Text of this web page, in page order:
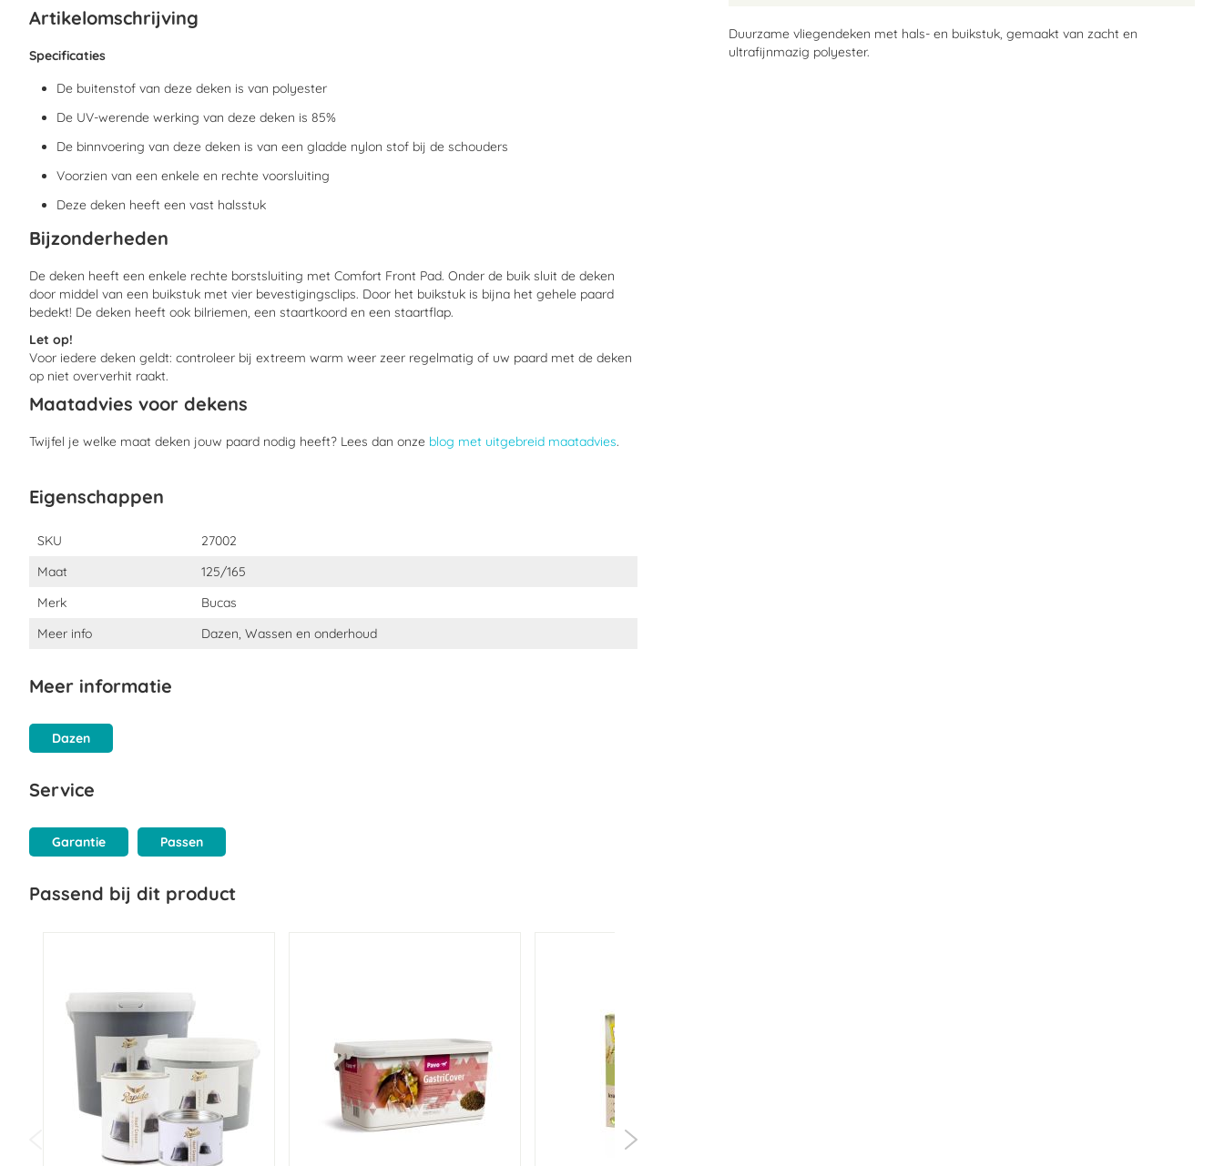
Duurzame vliegendeken met hals- en buikstuk, gemaakt van zacht en
ultrafijnmazig polyester.
van
afbeeldingen-
Artikelomschrijving
Specificaties
De buitenstof van deze deken is van polyester
De UV-werende werking van deze deken is 85%
De binnvoering van deze deken is van een gladde nylon stof bij de schouders
Voorzien van een enkele en rechte voorsluiting
Deze deken heeft een vast halsstuk
Bijzonderheden
De deken heeft een enkele rechte borstsluiting met Comfort Front Pad. Onder de buik sluit de deken
door middel van een buikstuk met vier bevestigingsclips. Door het buikstuk is bijna het gehele paard
bedekt! De deken heeft ook bilriemen, een staartkoord en een staartflap.
Let op!
Voor iedere deken geldt: controleer bij extreem warm weer zeer regelmatig of uw paard met de deken
op niet oververhit raakt.
Maatadvies voor dekens
Twijfel je welke maat deken jouw paard nodig heeft? Lees dan onze blog met uitgebreid maatadvies.
Eigenschappen
Eigenschappen
SKU
27002
Maat
125/165
Merk
Bucas
Meer info
Dazen, Wassen en onderhoud
Meer informatie
Dazen
Service
Garantie Passen
Passend bij dit product